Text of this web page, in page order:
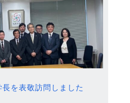
を表敬訪問しました